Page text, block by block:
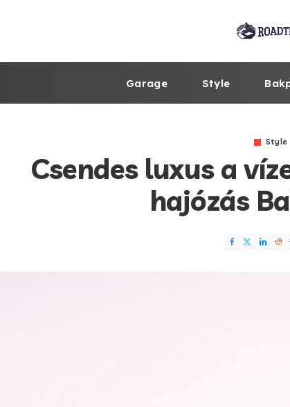
Garage Style
Style
Csendes luxus a
hajózás